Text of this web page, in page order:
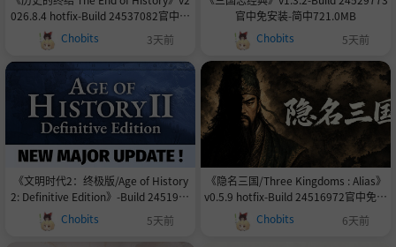
026.8.4 hotfix-Build 24537082官中免
安装-简中3.2GB
Chobits 3天前
官中免安装-简中721.0MB
Chobits
5天前
《文明时代2：终极版/Age of History
2: Definitive Edition》-Build 2451985
5官中免安装-简中657.5MB
Chobits 5天前
《隐名三国/Three Kingdoms : Alias》
v0.5.9 hotfix-Build 24516972官中免安
装-简中1.0GB
Chobits 6天前